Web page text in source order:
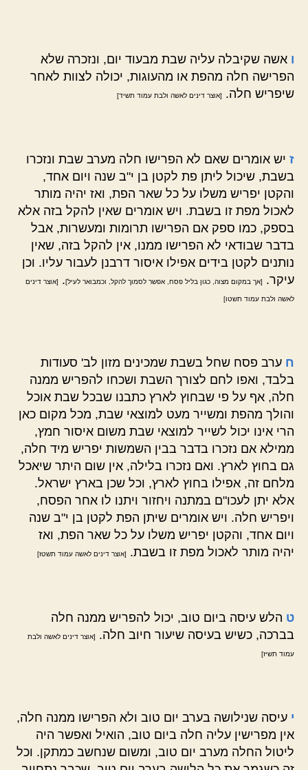
ו אשה שקיבלה עליה שבת מבעוד יום, ונזכרה שלא
הפרישה חלה מהפת או מהעוגות, יכולה לצוות לאחר
שיפריש חלה.
[אוצר דינים לאשה ולבת עמוד תשיד]
ז יש אומרים שאם לא הפרישו חלה מערב שבת ונזכרו
בשבת, שיכול ליתן פת לקטן בן י"ב שנה ויום אחד,
והקטן יפריש משלו על כל שאר הפת, ואז יהיה מותר
לאכול מפת זו בשבת. ויש אומרים שאין להקל בזה אלא
בספק, כמו ספק אם הפרישו תרומות ומעשרות, אבל
בדבר שבודאי לא הפרישו ממנו, אין להקל בזה, שאין
נותנים לקטן בידים אפילו איסור דרבנן לעבור עליו. וכן
עיקר.
[אך במקום מצוה, כגון בליל פסח, אפשר לסמוך להקל, וכמבואר לעיל]. [אוצר דינים
לאשה ולבת עמוד תשטו]
ח ערב פסח שחל בשבת שמכינים מזון לב' סעודות
בלבד, ואפו לחם לצורך השבת ושכחו להפריש ממנה
חלה, אף על פי שבחוץ לארץ כתבנו שבכל שבת אוכל
והולך מהפת ומשייר מעט למוצאי שבת, מכל מקום כאן
הרי אינו יכול לשייר למוצאי שבת משום איסור חמץ,
ממילא אם נזכרו בדבר בבין השמשות יפריש מיד חלה,
גם בחוץ לארץ. ואם נזכרו בלילה, אין שום היתר שיאכל
מלחם זה, אפילו בחוץ לארץ, וכל שכן בארץ ישראל.
אלא יתן לעכו"ם במתנה ויחזור ויתנו לו אחר הפסח,
ויפריש חלה. ויש אומרים שיתן הפת לקטן בן י"ב שנה
ויום אחד, והקטן יפריש משלו על כל שאר הפת, ואז
יהיה מותר לאכול מפת זו בשבת.
[אוצר דינים לאשה עמוד תשטז]
ט הלש עיסה ביום טוב, יכול להפריש ממנה חלה
בברכה, כשיש בעיסה שיעור חיוב חלה.
[אוצר דינים לאשה ולבת
עמוד תשיז]
י עיסה שנילושה בערב יום טוב ולא הפרישו ממנה חלה,
אין מפרישין עליה חלה ביום טוב, הואיל ואפשר היה
ליטול החלה מערב יום טוב, ומשום שנחשב כמתקן. וכל